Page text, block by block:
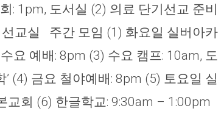
: 1pm, 도서실 (2) 의료 단기선교 준비
선교실 주간 모임 (1) 화요일 실버아카
요 예배: 8pm (3) 수요 캠프: 10am, 도
(4) 금요 철야예배: 8pm (5) 토요일 실
교회 (6) 한글학교: 9:30am – 1:00pm